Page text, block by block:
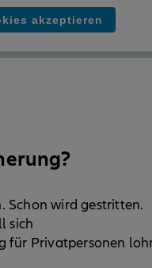
akzeptieren
Schon wird gestritten.
sich
für Privatpersonen